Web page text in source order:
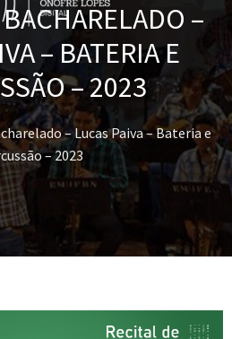
–
– BATERIA E
– 2023
– Lucas Paiva – Bateria e
– 2023